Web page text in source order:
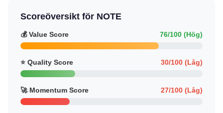
Scoreöversikt för NOTE
💰 Value Score 76/100 (Hög)
⭐ Quality Score 30/100 (Låg)
🚀 Momentum Score 27/100 (Låg)